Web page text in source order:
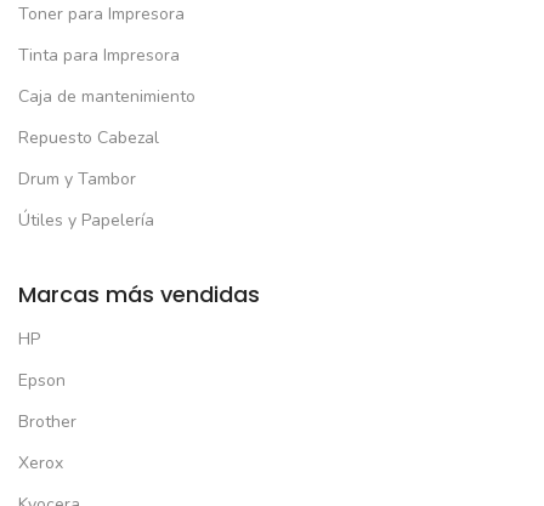
Toner para Impresora
Tinta para Impresora
Caja de mantenimiento
Repuesto Cabezal
Drum y Tambor
Útiles y Papelería
Marcas más vendidas
HP
Epson
Brother
Xerox